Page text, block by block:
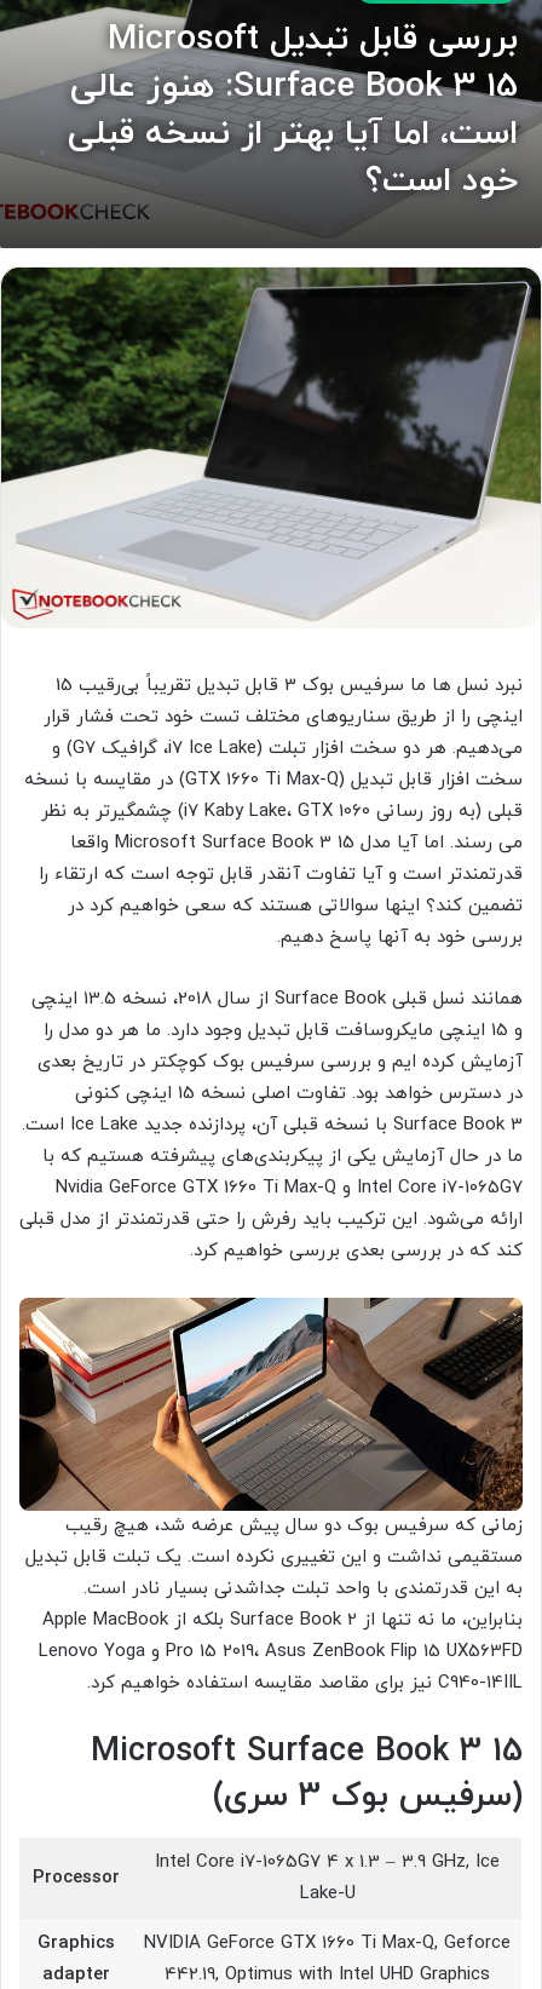
بررسی قابل تبدیل Microsoft
Surface Book 3 15: هنوز عالی
است، اما آیا بهتر از نسخه قبلی
خود است؟
نبرد نسل ها ما سرفیس بوک 3 قابل تبدیل تقریباً بی‌رقیب 15
اینچی را از طریق سناریوهای مختلف تست خود تحت فشار قرار
می‌دهیم. هر دو سخت افزار تبلت (i7 Ice Lake، گرافیک G7) و
سخت افزار قابل تبدیل (GTX 1660 Ti Max-Q) در مقایسه با نسخه
قبلی (به روز رسانی i7 Kaby Lake، GTX 1060) چشمگیرتر به نظر
می رسند. اما آیا مدل Microsoft Surface Book 3 15 واقعا
قدرتمندتر است و آیا تفاوت آنقدر قابل توجه است که ارتقاء را
تضمین کند؟ اینها سوالاتی هستند که سعی خواهیم کرد در
بررسی خود به آنها پاسخ دهیم.
همانند نسل قبلی Surface Book از سال 2018، نسخه 13.5 اینچی
و 15 اینچی مایکروسافت قابل تبدیل وجود دارد. ما هر دو مدل را
آزمایش کرده ایم و بررسی سرفیس بوک کوچکتر در تاریخ بعدی
در دسترس خواهد بود. تفاوت اصلی نسخه 15 اینچی کنونی
Surface Book 3 با نسخه قبلی آن، پردازنده جدید Ice Lake است.
ما در حال آزمایش یکی از پیکربندی‌های پیشرفته هستیم که با
Intel Core i7-1065G7 و Nvidia GeForce GTX 1660 Ti Max-Q
ارائه می‌شود. این ترکیب باید رفرش را حتی قدرتمندتر از مدل قبلی
کند که در بررسی بعدی بررسی خواهیم کرد.
زمانی که سرفیس بوک دو سال پیش عرضه شد، هیچ رقیب
مستقیمی نداشت و این تغییری نکرده است. یک تبلت قابل تبدیل
به این قدرتمندی با واحد تبلت جداشدنی بسیار نادر است.
بنابراین، ما نه تنها از Surface Book 2 بلکه از Apple MacBook
Pro 15 2019، Asus ZenBook Flip 15 UX563FD و Lenovo Yoga
C940-14IIL نیز برای مقاصد مقایسه استفاده خواهیم کرد.
Microsoft Surface Book 3 15
(سرفیس بوک 3 سری)
Intel Core i7-1065G7 4 x 1.3 – 3.9 GHz, Ice
Lake-U
Processor
NVIDIA GeForce GTX 1660 Ti Max-Q, Geforce
442.19, Optimus with Intel UHD Graphics
Graphics
adapter